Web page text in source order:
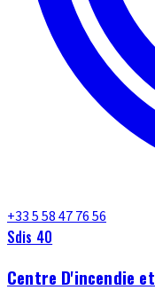
+33 5 58 47 76 56
Sdis 40
Centre D'incendie